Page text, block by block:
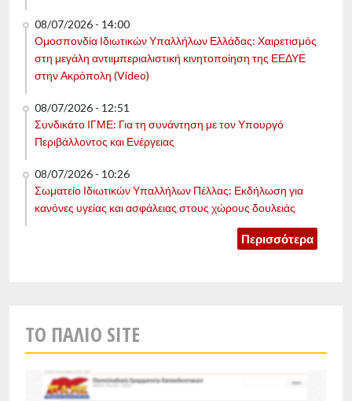
08/07/2026 - 14:00
Ομοσπονδία Ιδιωτικών Υπαλλήλων Ελλάδας: Χαιρετισμός
στη μεγάλη αντιιμπεριαλιστική κινητοποίηση της ΕΕΔΥΕ
στην Ακρόπολη (Video)
08/07/2026 - 12:51
Συνδικάτο ΙΓΜΕ: Για τη συνάντηση με τον Υπουργό
Περιβάλλοντος και Ενέργειας
08/07/2026 - 10:26
Σωματείο Ιδιωτικών Υπαλλήλων Πέλλας: Εκδήλωση για
κανόνες υγείας και ασφάλειας στους χώρους δουλειάς
Περισσότερα
TO ΠΑΛΙO SITE